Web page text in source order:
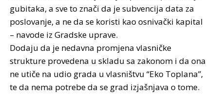
gubitaka, a sve to znači da je subvencija data za
poslovanje, a ne da se koristi kao osnivački kapital
– navode iz Gradske uprave.
Dodaju da je nedavna promjena vlasničke
strukture provedena u skladu sa zakonom i da ona
ne utiče na udio grada u vlasništvu “Eko Toplana”,
te da nema potrebe da se grad izjašnjava o tome.